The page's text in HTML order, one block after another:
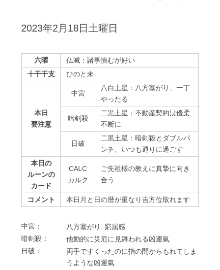
2023年2月18日土曜日
六曜
仏滅：諸事慎むが好い
十干干支
ひのと未
本日
要注意
中宮
八白土星：八方塞がり、一丁
やったる
暗剣殺
二黒土星：不動産契約は優柔
不断に
⽇破
二黒土星：暗剣殺とダブルパ
ンチ、いつも通りに過ごす
本日の
ルーンの
カード
CALC
カルク
ご先祖様の教えに真摯に向き
合う
コメント 本日月と日の暦が重なり吉方位取れます
中宮：
⼋⽅塞がり. 窮屈感
暗剣殺：
他動的に災厄に⾒舞われる凶運氣
⽇破：
両⼿ですくったのに指の間からもれてしま
うような凶運氣